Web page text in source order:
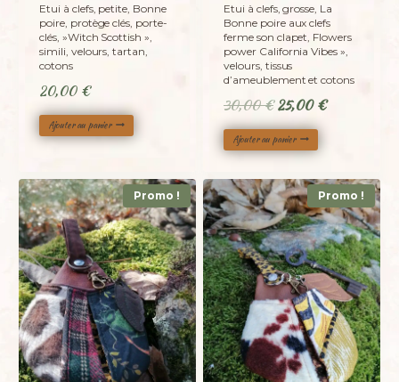
Etui à clefs, petite, Bonne
poire, protège clés, porte-
clés, »Witch Scottish »,
simili, velours, tartan,
cotons
20,00 €
Ajouter au panier
Etui à clefs, grosse, La
Bonne poire aux clefs
ferme son clapet, Flowers
power California Vibes »,
velours, tissus
d’ameublement et cotons
30,00€ Le
prix
initial
30,00 €.
25,00€Le
25,00 €.
Ajouter au panier
Promo ! Promo !